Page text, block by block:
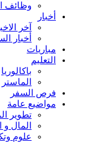
وظائف
أخبار
آخر
أخبار
مباريات
التعليم
باكالوريا
الماستر
فرص السفر
مواضيع عامة
تطوير
المال و
علوم